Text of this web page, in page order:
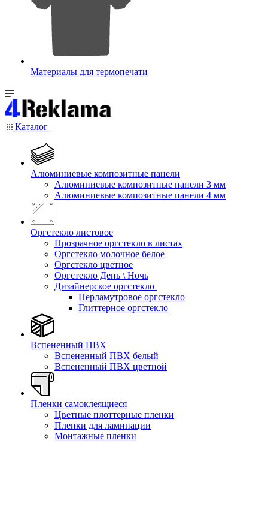
Материалы для термопечати
Каталог
Алюминиевые композитные панели
Алюминиевые композитные панели 3 мм
Алюминиевые композитные панели 4 мм
Оргстекло листовое
Прозрачное оргстекло в листах
Оргстекло молочное белое
Оргстекло цветное
Оргстекло День \ Ночь
Дизайнерское оргстекло
Перламутровое оргстекло
Глиттерное оргстекло
Вспененный ПВХ
Вспененный ПВХ белый
Вспененный ПВХ цветной
Пленки самоклеящиеся
Цветные плоттерные пленки
Пленки для ламинации
Монтажные пленки